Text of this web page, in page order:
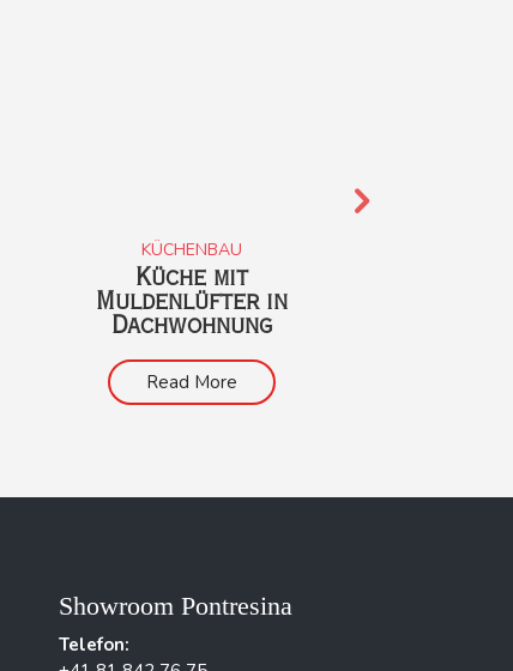
KÜCHENBAU
Küche mit
Muldenlüfter in
Dachwohnung
Read More
Showroom Pontresina
Telefon: